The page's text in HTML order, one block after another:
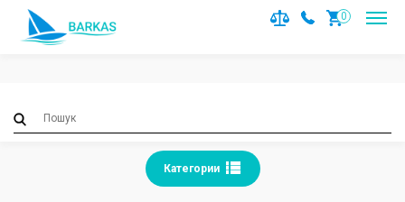
Notice
: Trying to access array offset on value of type null in
/var/www/barkas/data/www/barkas.com.ua/catalog/
on line36
0
Категории